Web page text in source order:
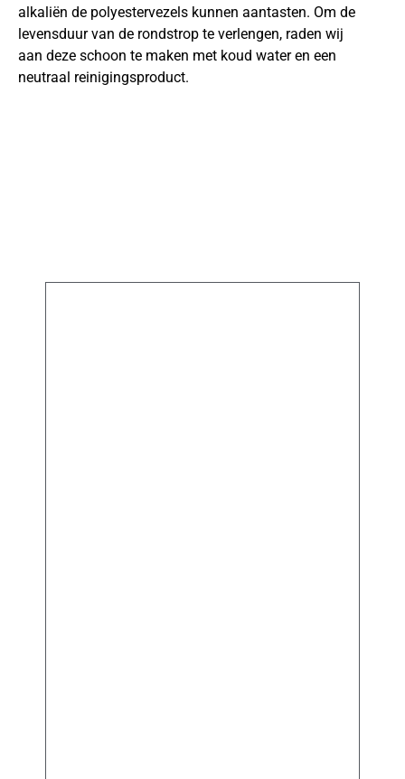
alkaliën de polyestervezels kunnen aantasten. Om de
levensduur van de rondstrop te verlengen, raden wij
aan deze schoon te maken met koud water en een
neutraal reinigingsproduct.